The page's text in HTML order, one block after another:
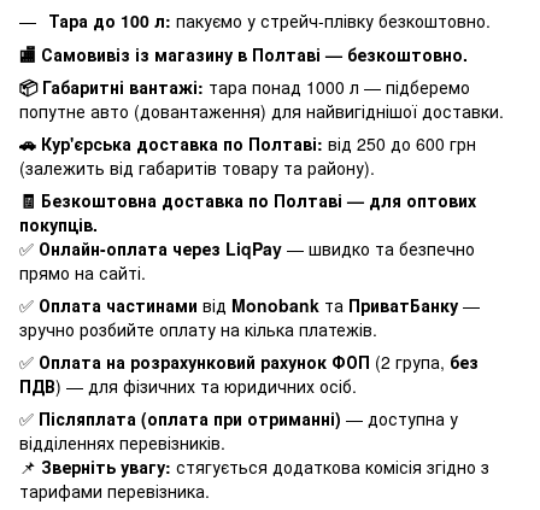
Тара до 100 л: пакуємо у стрейч-плівку безкоштовно.
🏬 Самовивіз із магазину в Полтаві — безкоштовно.
📦 Габаритні вантажі: тара понад 1000 л — підберемо
попутне авто (довантаження) для найвигіднішої доставки.
🚗 Кур'єрська доставка по Полтаві: від 250 до 600 грн
(залежить від габаритів товару та району).
🧾 Безкоштовна доставка по Полтаві — для оптових
покупців.
✅ Онлайн-оплата через LiqPay — швидко та безпечно
прямо на сайті.
✅ Оплата частинами від Monobank та ПриватБанку —
зручно розбийте оплату на кілька платежів.
✅ Оплата на розрахунковий рахунок ФОП (2 група, без
ПДВ) — для фізичних та юридичних осіб.
✅ Післяплата (оплата при отриманні) — доступна у
відділеннях перевізників.
📌 Зверніть увагу: стягується додаткова комісія згідно з
тарифами перевізника.